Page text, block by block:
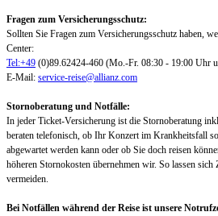
Fragen zum Versicherungsschutz:
Sollten Sie Fragen zum Versicherungsschutz haben,
Center:
Tel:+49 (0)89.62424-460 (Mo.-Fr. 08:30 - 19:00 Uhr
E-Mail: service-reise@allianz.com
Stornoberatung und Notfälle:
In jeder Ticket-Versicherung ist die Stornoberatung
beraten telefonisch, ob Ihr Konzert im Krankheitsfall
abgewartet werden kann oder ob Sie doch reisen
höheren Stornokosten übernehmen wir. So lassen
vermeiden.
Bei Notfällen während der Reise ist unsere